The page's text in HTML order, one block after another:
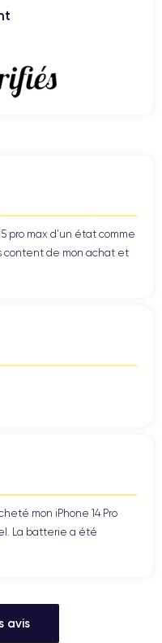
pro max d’un état comme
content de mon achat et
mon iPhone 14 Pro
La batterie a été
avis